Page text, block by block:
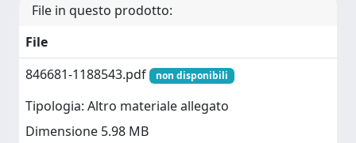
File in questo prodotto:
File
846681-1188543.pdf
non disponibili
Tipologia: Altro materiale allegato
Dimensione 5.98 MB